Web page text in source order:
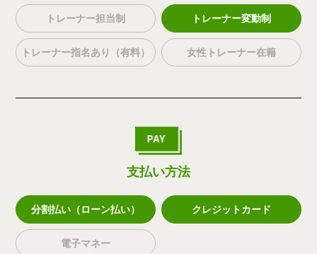
トレーナー担当制 トレーナー変動制
トレーナー指名あり（有料） 女性トレーナー在籍
支払い方法
分割払い（ローン払い） クレジットカード
電子マネー